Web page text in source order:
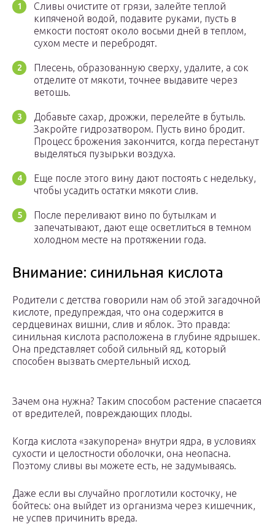
Сливы очистите от грязи, залейте теплой
кипяченой водой, подавите руками, пусть в
емкости постоят около восьми дней в теплом,
сухом месте и перебродят.
Плесень, образованную сверху, удалите, а сок
отделите от мякоти, точнее выдавите через
ветошь.
Добавьте сахар, дрожжи, перелейте в бутыль.
Закройте гидрозатвором. Пусть вино бродит.
Процесс брожения закончится, когда перестанут
выделяться пузырьки воздуха.
Еще после этого вину дают постоять с недельку,
чтобы усадить остатки мякоти слив.
После переливают вино по бутылкам и
запечатывают, дают еще осветлиться в темном
холодном месте на протяжении года.
Внимание: синильная кислота
Родители с детства говорили нам об этой загадочной
кислоте, предупреждая, что она содержится в
сердцевинах вишни, слив и яблок. Это правда:
синильная кислота расположена в глубине ядрышек.
Она представляет собой сильный яд, который
способен вызвать смертельный исход.
Зачем она нужна? Таким способом растение спасается
от вредителей, повреждающих плоды.
Когда кислота «закупорена» внутри ядра, в условиях
сухости и целостности оболочки, она неопасна.
Поэтому сливы вы можете есть, не задумываясь.
Даже если вы случайно проглотили косточку, не
бойтесь: она выйдет из организма через кишечник,
не успев причинить вреда.